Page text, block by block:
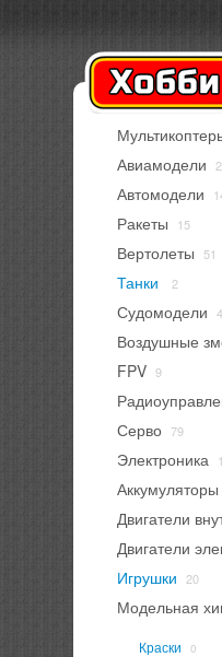
Авиамодели
Автомодели
Ракеты 15
Вертолеты 51
Танки 2
Судомодели
Воздушные
FPV 9
Серво 79
Электроника
Аккумуляторы
Двигатели
Двигатели
Игрушки 20
Модельная
Краски 0